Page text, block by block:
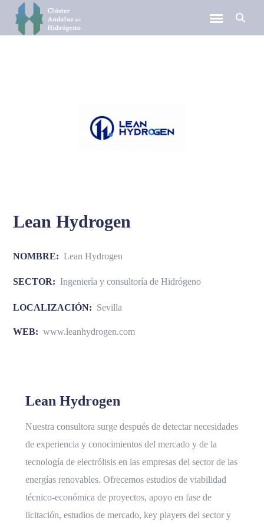
Lean Hydrogen
NOMBRE: Lean Hydrogen
SECTOR: Ingeniería y consultoría de Hidrógeno
LOCALIZACIÓN: Sevilla
WEB: www.leanhydrogen.com
Lean Hydrogen
Nuestra consultora surge después de detectar necesidades
de experiencia y conocimientos del mercado y de la
tecnología de electrólisis en las empresas del sector de las
energías renovables. Ofrecemos estudios de viabilidad
técnico-económica de proyectos, apoyo en fase de
licitación, estudios de mercado, key players del sector y